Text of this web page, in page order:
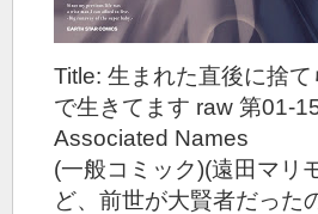
Title: 生まれた直後に捨
で生きてます raw 第01-
Associated Names
(一般コミック)(遠田マリ
ど、前世が大賢者だった